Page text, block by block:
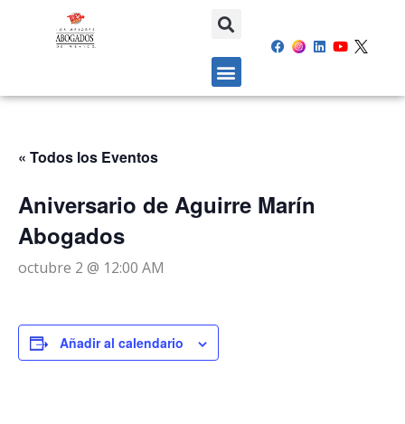
« Todos los Eventos
Aniversario de Aguirre Marín
Abogados
octubre 2 @ 12:00 AM
Añadir al calendario